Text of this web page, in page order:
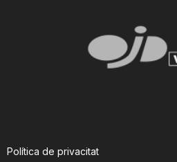
Política de privacitat